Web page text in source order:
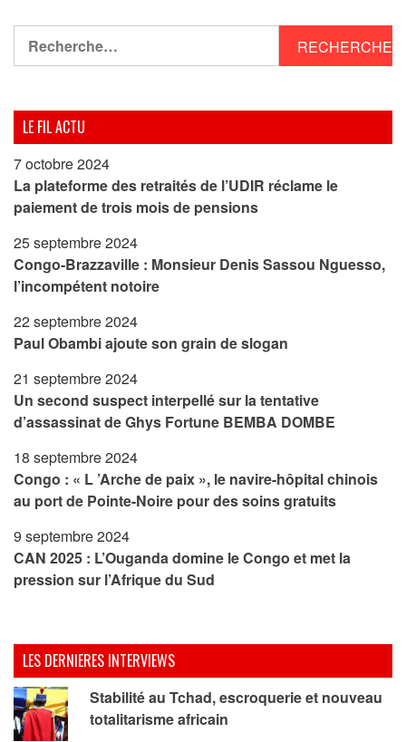
LE FIL ACTU
7 octobre 2024
La plateforme des retraités de l’UDIR réclame le
paiement de trois mois de pensions
25 septembre 2024
Congo-Brazzaville : Monsieur Denis Sassou Nguesso,
l’incompétent notoire
22 septembre 2024
Paul Obambi ajoute son grain de slogan
21 septembre 2024
Un second suspect interpellé sur la tentative
d’assassinat de Ghys Fortune BEMBA DOMBE
18 septembre 2024
Congo : « L ’Arche de paix », le navire-hôpital chinois
au port de Pointe-Noire pour des soins gratuits
9 septembre 2024
CAN 2025 : L’Ouganda domine le Congo et met la
pression sur l’Afrique du Sud
LES DERNIERES INTERVIEWS
Stabilité au Tchad, escroquerie et nouveau
totalitarisme africain